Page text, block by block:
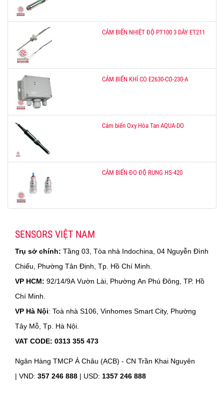
CẢM BIẾN NHIỆT ĐỘ PT100 3 DÂY ET211
CẢM BIẾN KHÍ CO E2630-CO-230-A
Cảm biến Oxy Hòa Tan AQUA-DO
CẢM BIẾN ĐO ĐỘ RUNG HS-420
SENSORS VIỆT NAM
Trụ sở chính: Tầng 03, Tòa nhà Indochina, 04 Nguyễn Đình
Chiểu, Phường Tân Định, Tp. Hồ Chí Minh.
VP HCM: 92/14/9A Vườn Lài, Phường An Phú Đông, TP. Hồ
Chí Minh.
VP Hà Nội: Toà nhà S106, Vinhomes Smart City, Phường
Tây Mỗ, Tp. Hà Nội.
VAT CODE: 0313 355 473
Ngân Hàng TMCP Á Châu (ACB) - CN Trần Khai Nguyên
| VND: 357 246 888 | USD: 1357 246 888